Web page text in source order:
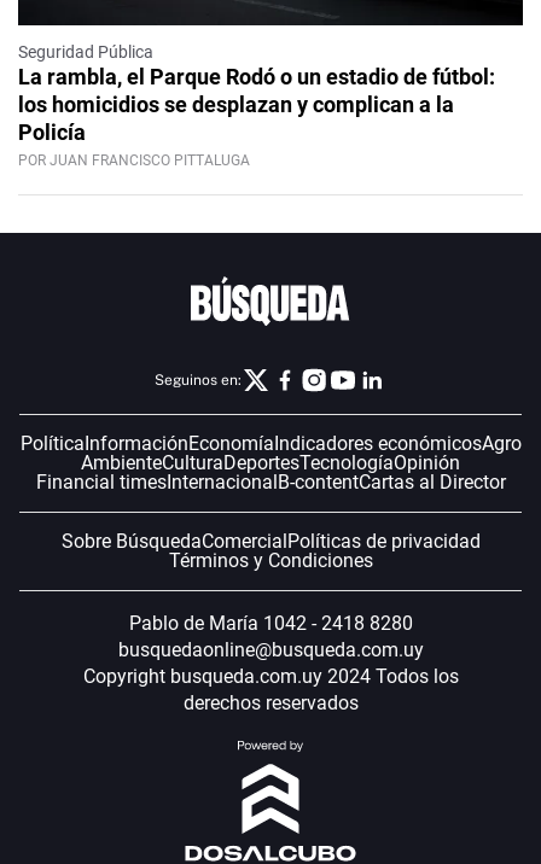
Seguridad Pública
La rambla, el Parque Rodó o un estadio de fútbol:
los homicidios se desplazan y complican a la
Policía
POR JUAN FRANCISCO PITTALUGA
Seguinos en:
Política InformaciónEconomía Indicadores económicosAgro
AmbienteCulturaDeportesTecnologíaOpinión
Financial timesInternacional B-contentCartas al Director
Sobre BúsquedaComercial Políticas de privacidad
Términos y Condiciones
Pablo de María 1042 - 2418 8280
busquedaonline@busqueda.com.uy
Copyright busqueda.com.uy 2024 Todos los
derechos reservados